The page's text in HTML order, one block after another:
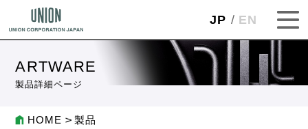
JP EN
ARTWARE
製品詳細ページ
HOME
製品